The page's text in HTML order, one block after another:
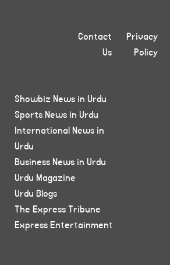
Privacy
Policy
Contact
Us
Showbiz News in Urdu
Sports News in Urdu
International News in
Urdu
Business News in Urdu
Urdu Magazine
Urdu Blogs
The Express Tribune
Express Entertainment